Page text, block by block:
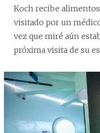
Koch recibe
visitado por un
vez que miré aún
próxima visita de su